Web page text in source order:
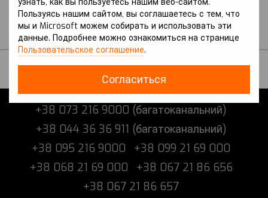
Пользуясь нашим сайтом, вы соглашаетесь с тем, что
мы и Microsoft можем собирать и использовать эти
данные. Подробнее можно ознакомиться на странице
Пользовательское соглашение.
Согласиться
2018 г.) I поколение (8U)
вкл. с Рестайлингом
В наличии
В наличии
+38 073 216 9000 (багатоканальний)
+38 044 36 36 911 (багатоканальний)
+38 095 216 9000
+38 099 21 69 000
+38 068 21 69 000
+38 067 21 86 656
+38 067 21 86 657